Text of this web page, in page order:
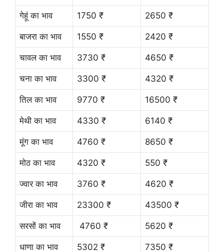
गेहूं का भाव 1750 ₹ 2650 ₹
बाजरा का भाव 1550 ₹ 2420 ₹
चावल का भाव 3730 ₹ 4650 ₹
चना का भाव 3300 ₹ 4320 ₹
तिल का भाव 9770 ₹ 16500 ₹
मेथी का भाव 4330 ₹ 6140 ₹
मूंग का भाव 4760 ₹ 8650 ₹
मोठ का भाव 4320 ₹ 550 ₹
ज्वार का भाव 3760 ₹ 4620 ₹
जीरा का भाव 23300 ₹ 43500 ₹
सरसों का भाव 4760 ₹ 5620 ₹
धाणा का भाव 5302 ₹ 7350 ₹